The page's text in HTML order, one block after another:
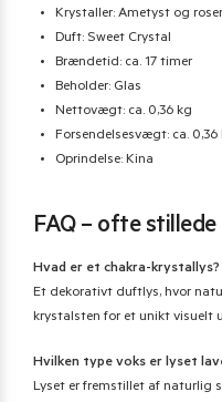
Krystaller: Ametyst og
Duft: Sweet Crystal
Brændetid: ca. 17 timer
Beholder: Glas
Nettovægt: ca. 0,36 kg
Forsendelsesvægt: ca. 0,36
Oprindelse: Kina
FAQ – ofte
Hvad er et chakra-krystallys?
Et dekorativt duftlys, hvor
krystalsten for et unikt visuelt
Hvilken type voks er lyset
Lyset er fremstillet af naturlig